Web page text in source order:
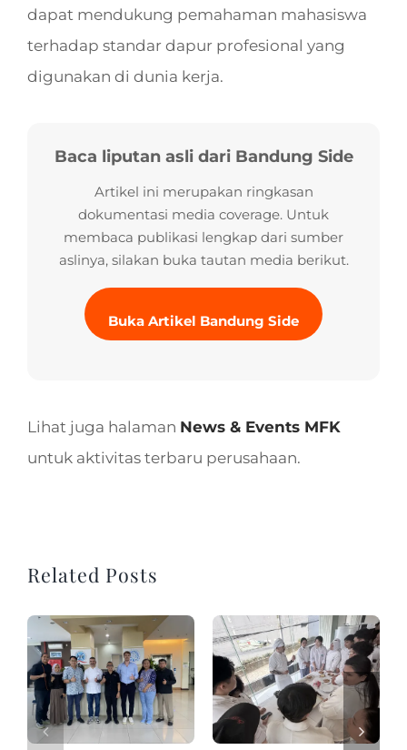
dapat mendukung pemahaman mahasiswa
terhadap standar dapur profesional yang
digunakan di dunia kerja.
Baca liputan asli dari Bandung Side
Artikel ini merupakan ringkasan
dokumentasi media coverage. Untuk
membaca publikasi lengkap dari sumber
aslinya, silakan buka tautan media berikut.
Buka Artikel Bandung Side
Lihat juga halaman News & Events MFK
untuk aktivitas terbaru perusahaan.
Related Posts